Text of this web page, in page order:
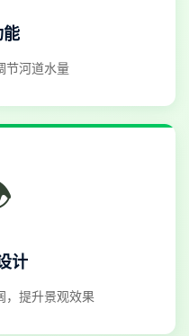
节河道水量
计
，提升景观效果